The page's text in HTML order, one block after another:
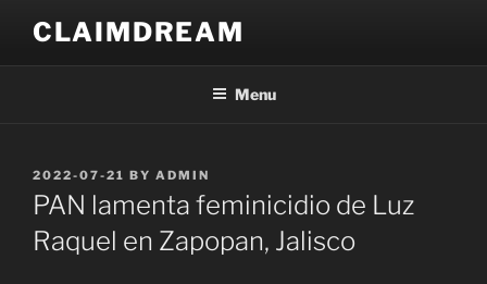
content
CLAIMDREAM
Menu
POSTED
ON
2022-07-21 BY ADMIN
PAN lamenta feminicidio de Luz
Raquel en Zapopan, Jalisco